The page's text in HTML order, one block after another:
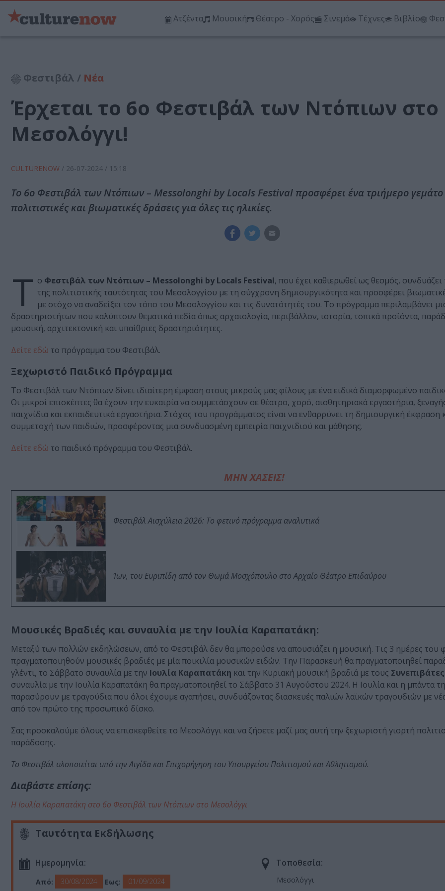
Ατζέντα Μουσική Θέατρο - Χορός Σινεμά Τέχνες Βιβλίο
Φεστιβάλ / Νέα
Έρχεται το 6ο Φεστιβάλ των Ντόπιων στο
Μεσολόγγι!
CULTURENOW / 26-07-2024 / 15:18
Το 6ο Φεστιβάλ των Ντόπιων – Messolonghi by Locals Festival προσφέρει ένα τριήμερο γεμάτο
πολιτιστικές και βιωματικές δράσεις για όλες τις ηλικίες.
Τ ο Φεστιβάλ των Ντόπιων – Messolonghi by Locals Festival, που έχει καθιερωθεί ως θεσμός, συνδυάζει
της πολιτιστικής ταυτότητας του Μεσολογγίου με τη σύγχρονη δημιουργικότητα και προσφέρει
με στόχο να αναδείξει τον τόπο του Μεσολογγίου και τις δυνατότητές του. Το πρόγραμμα περιλαμβάνει
δραστηριοτήτων που καλύπτουν θεματικά πεδία όπως αρχαιολογία, περιβάλλον, ιστορία, τοπικά προϊόντα,
μουσική, αρχιτεκτονική και υπαίθριες δραστηριότητες.
Δείτε εδώ το πρόγραμμα του Φεστιβάλ.
Ξεχωριστό Παιδικό Πρόγραμμα
Το Φεστιβάλ των Ντόπιων δίνει ιδιαίτερη έμφαση στους μικρούς μας φίλους με ένα ειδικά διαμορφωμένο
Οι μικροί επισκέπτες θα έχουν την ευκαιρία να συμμετάσχουν σε θέατρο, χορό, αισθητηριακά εργαστήρια,
παιχνίδια και εκπαιδευτικά εργαστήρια. Στόχος του προγράμματος είναι να ενθαρρύνει τη δημιουργική έκφραση
συμμετοχή των παιδιών, προσφέροντας μια συνδυασμένη εμπειρία παιχνιδιού και μάθησης.
Δείτε εδώ το παιδικό πρόγραμμα του Φεστιβάλ.
ΜΗΝ ΧΑΣΕΙΣ!
Φεστιβάλ Αισχύλεια 2026: Το φετινό πρόγραμμα αναλυτικά
Ίων, του Ευριπίδη από τον Θωμά Μοσχόπουλο στο Αρχαίο Θέατρο Επιδαύρου
Μουσικές Βραδιές και συναυλία με την Ιουλία Καραπατάκη:
Μεταξύ των πολλών εκδηλώσεων, από το Φεστιβάλ δεν θα μπορούσε να απουσιάζει η μουσική. Τις 3 ημέρες του
πραγματοποιηθούν μουσικές βραδιές με μία ποικιλία μουσικών ειδών. Την Παρασκευή θα πραγματοποιηθεί
γλέντι, το Σάββατο συναυλία με την Ιουλία Καραπατάκη και την Κυριακή μουσική βραδιά με τους Συνεπιβάτες
συναυλία με την Ιουλία Καραπατάκη θα πραγματοποιηθεί το Σάββατο 31 Αυγούστου 2024. Η Ιουλία και η μπάντα
παρασύρουν με τραγούδια που όλοι έχουμε αγαπήσει, συνδυάζοντας διασκευές παλιών λαϊκών τραγουδιών με
από τον πρώτο της προσωπικό δίσκο.
Σας προσκαλούμε όλους να επισκεφθείτε το Μεσολόγγι και να ζήσετε μαζί μας αυτή την ξεχωριστή γιορτή
παράδοσης.
To Φεστιβάλ υλοποιείται υπό την Αιγίδα και Επιχορήγηση του Υπουργείου Πολιτισμού και Αθλητισμού.
Διαβάστε επίσης:
H Ιουλία Καραπατάκη στο 6ο Φεστιβάλ των Ντόπιων στο Μεσολόγγι
Ταυτότητα Εκδήλωσης
Ημερομηνία:
Από: 30/08/2024 Εως: 01/09/2024
Τοποθεσία:
Μεσολόγγι